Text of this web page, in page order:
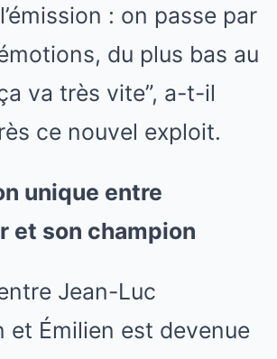
: on passe par
du plus bas au
va très vite”, a-t-il
ce nouvel exploit.
unique entre
et son champion
Jean-Luc
et Émilien est devenue